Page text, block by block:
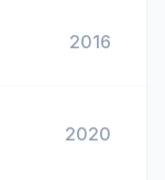
2016
2020